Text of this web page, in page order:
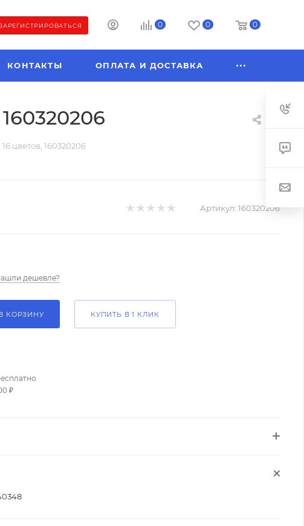
0 0 0
КОНТАКТЫ ОПЛАТА И ДОСТАВКА
цветов, 160320206
Артикул: 160320206
дешевле?
КОРЗИНУ КУПИТЬ В 1 КЛИК
₽